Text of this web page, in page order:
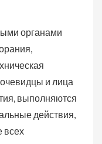
органами
и лица
выполняются
действия,
всех